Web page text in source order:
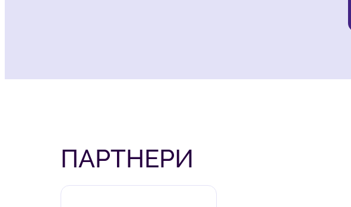
ПАРТНЕРИ